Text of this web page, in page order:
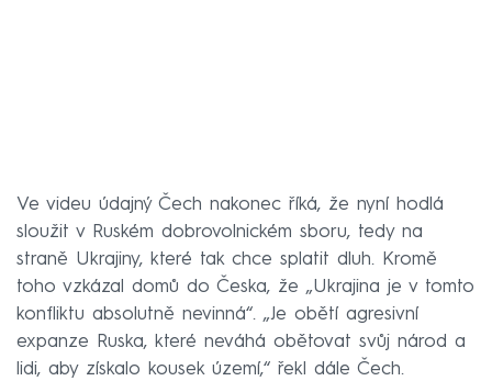
Ve videu údajný Čech nakonec říká, že nyní hodlá
sloužit v Ruském dobrovolnickém sboru, tedy na
straně Ukrajiny, které tak chce splatit dluh. Kromě
toho vzkázal domů do Česka, že „Ukrajina je v tomto
konfliktu absolutně nevinná“. „Je obětí agresivní
expanze Ruska, které neváhá obětovat svůj národ a
lidi, aby získalo kousek území,“ řekl dále Čech.